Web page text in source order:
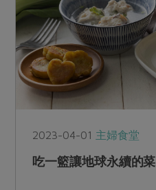
2023-04-01 主婦食堂
吃一籃讓地球永續的菜